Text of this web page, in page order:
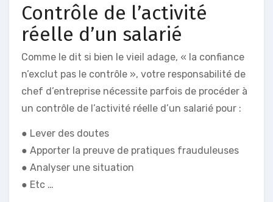
Contrôle de l’activité
réelle d’un salarié
Comme le dit si bien le vieil adage, « la confiance
n’exclut pas le contrôle », votre responsabilité de
chef d’entreprise nécessite parfois de procéder à
un contrôle de l’activité réelle d’un salarié pour :
● Lever des doutes
● Apporter la preuve de pratiques frauduleuses
● Analyser une situation
● Etc …